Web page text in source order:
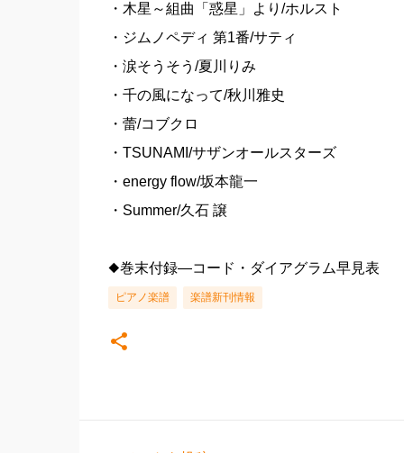
・木星～組曲「惑星」より/ホルスト
・ジムノペディ 第1番/サティ
・涙そうそう/夏川りみ
・千の風になって/秋川雅史
・蕾/コブクロ
・TSUNAMI/サザンオールスターズ
・energy flow/坂本龍一
・Summer/久石 譲
◆巻末付録―コード・ダイアグラム早見表
ピアノ楽譜 楽譜新刊情報